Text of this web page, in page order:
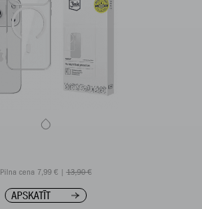
Pilna cena 7,99 € |13,90 €
APSKATĪT